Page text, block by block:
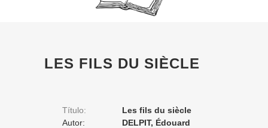
LES FILS DU SIÈCLE
Título:
Les fils du siècle
Autor:
DELPIT, Édouard